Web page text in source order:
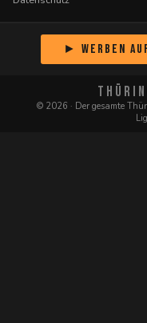
► Werben
© 2026 · Der gesamte